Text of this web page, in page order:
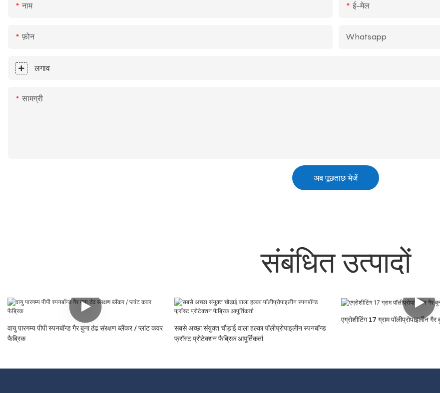
नाम ई-मेल
फ़ोन Whatsapp
लगाव
सामग्री
अब पूछताछ भेजें
संबंधित उत्पादों
वायु पारगम्य पीपी स्पनबॉन्ड गैर बुना ठंढ संरक्षण ब्लैंकर / प्लांट कवर
फैब्रिक
सबसे अच्छा संयुक्त चौड़ाई वाला हल्का पॉलीप्रोपाइलीन स्पनबॉन्ड
फ्रॉस्ट प्रोटेक्शन फैब्रिक आपूर्तिकर्ता
एग्रोशीटिंग 17 ग्राम पॉलीप्रोपाइलीन